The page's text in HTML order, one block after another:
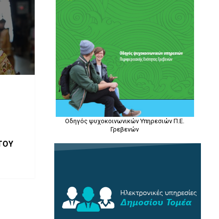
Οδηγός ψυχοκοινωνικών Υπηρεσιών Π.Ε.
Γρεβενών